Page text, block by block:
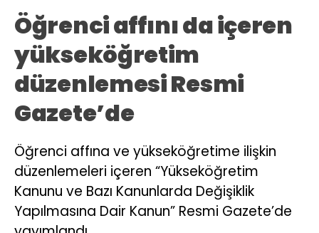
Öğrenci affını da içeren
yükseköğretim
düzenlemesi Resmi
Gazete’de
Öğrenci affına ve yükseköğretime ilişkin
düzenlemeleri içeren “Yükseköğretim
Kanunu ve Bazı Kanunlarda Değişiklik
Yapılmasına Dair Kanun” Resmi Gazete’de